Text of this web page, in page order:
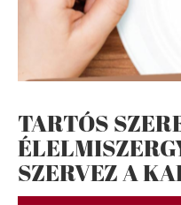
TARTÓS
SZERVEZ A